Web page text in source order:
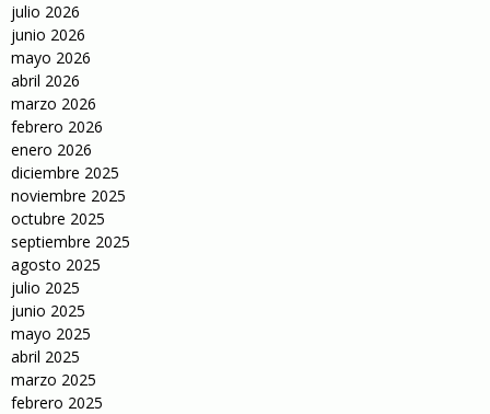
julio 2026
junio 2026
mayo 2026
abril 2026
marzo 2026
febrero 2026
enero 2026
diciembre 2025
noviembre 2025
octubre 2025
septiembre 2025
agosto 2025
julio 2025
junio 2025
mayo 2025
abril 2025
marzo 2025
febrero 2025